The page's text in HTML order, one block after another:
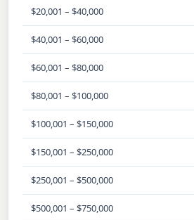
$20,001 – $40,000
$40,001 – $60,000
$60,001 – $80,000
$80,001 – $100,000
$100,001 – $150,000
$150,001 – $250,000
$250,001 – $500,000
$500,001 – $750,000